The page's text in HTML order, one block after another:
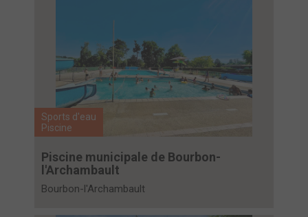
Sports d'eau
Piscine
Piscine municipale de Bourbon-
l'Archambault
Bourbon-l'Archambault